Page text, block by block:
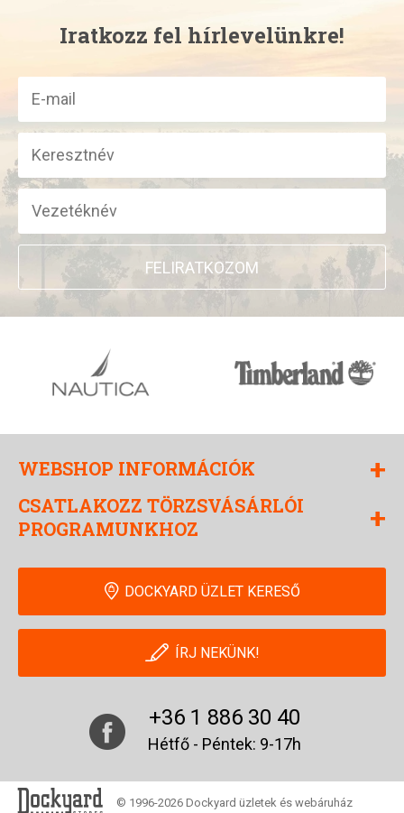
Iratkozz fel hírlevelünkre!
FELIRATKOZOM
WEBSHOP INFORMÁCIÓK +
CSATLAKOZZ TÖRZSVÁSÁRLÓI
PROGRAMUNKHOZ
+
DOCKYARD ÜZLET KERESŐ
+36 1 886 30 40
Hétfő - Péntek: 9-17h
ÍRJ NEKÜNK!
© 1996-2026 Dockyard üzletek és webáruház